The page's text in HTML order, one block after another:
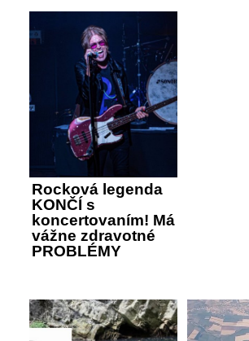
Rocková legenda
KONČÍ s
koncertovaním! Má
vážne zdravotné
PROBLÉMY